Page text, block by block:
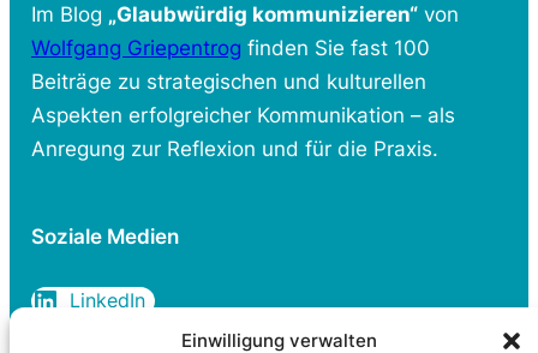
Einwilligung verwalten
Im Blog „Glaubwürdig kommunizieren“von
Wolfgang Griepentrog finden Sie fast 100
Beiträge zu strategischen und kulturellen
Aspekten erfolgreicher Kommunikation – als
Anregung zur Reflexion und für die Praxis.
Soziale Medien
LinkedIn